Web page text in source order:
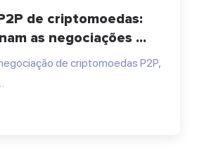
de criptomoedas:
as negociações ...
de criptomoedas P2P,